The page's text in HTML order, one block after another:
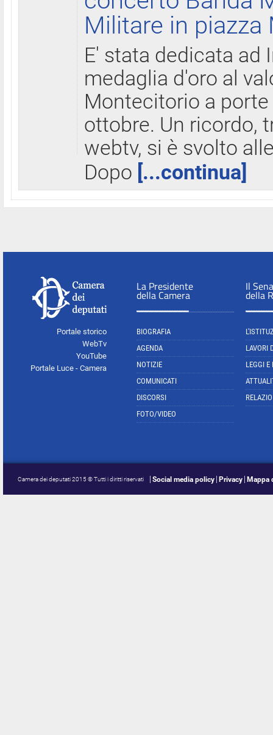
Militare in
E' stata dedicata ad
medaglia d'oro al
Montecitorio a
ottobre. Un ricordo,
webtv, si è svolto
Dopo [...continua]
Portale storico
WebTv
YouTube
Portale Luce - Camera
La Presidente
della Camera
BIOGRAFIA
AGENDA
NOTIZIE
COMUNICATI
DISCORSI
FOTO/VIDEO
Il
della
LAVORI
LEGGI E
Camera dei deputati 2015 © Tutti i diritti riservati Social media policy Privacy Mappa